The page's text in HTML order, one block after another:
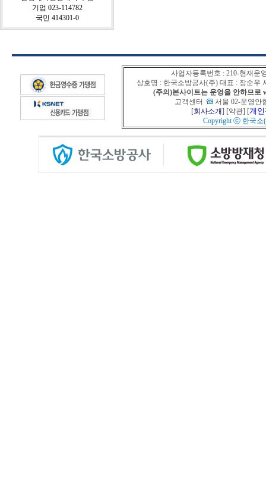
기업 023-114782
국민 414301-0
사업자등록번호 : 210-현재운
상호명 : 한국소방공사(주) 대표 : 장순우
(주의)본사이트는 운영을 안하므로
고객센터
서울 02-운영안
[회사소개] [약관] [개
Copyright ⓒ 한국소